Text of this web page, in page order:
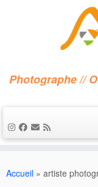
au
Photographe //
Accueil » artiste